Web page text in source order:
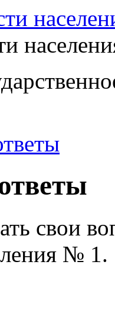
свои
№ 1.